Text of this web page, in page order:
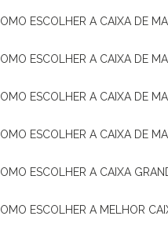
COMO ESCOLHER A CAIXA DE
COMO ESCOLHER A CAIXA DE
COMO ESCOLHER A CAIXA DE
COMO ESCOLHER A CAIXA DE
COMO ESCOLHER A CAIXA
COMO ESCOLHER A MELHOR